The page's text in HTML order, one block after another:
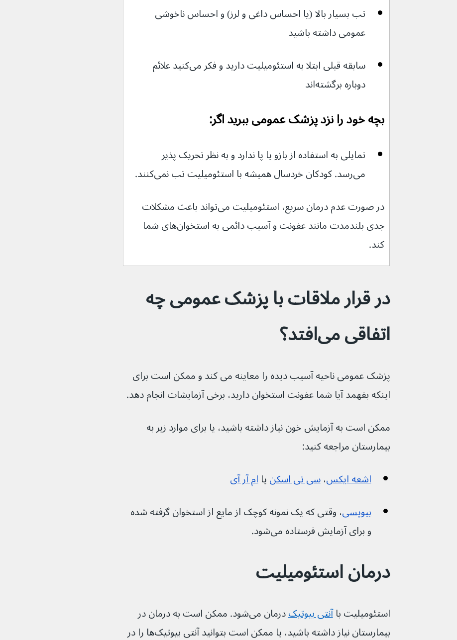
تب بسیار بالا (یا احساس داغی و لرز) و احساس ناخوشی
عمومی داشته باشید
سابقه قبلی ابتلا به استئومیلیت دارید و فکر می‌کنید علائم
دوباره برگشته‌اند
بچه خود را نزد پزشک عمومی ببرید اگر:
تمایلی به استفاده از بازو یا پا ندارد و به نظر تحریک پذیر
می‌‌رسد. کودکان خردسال همیشه با استئومیلیت تب نمی‌کنند.
در صورت عدم درمان سریع، استئومیلیت می‌تواند باعث مشکلات
جدی بلندمدت مانند عفونت و آسیب دائمی به استخوان‌های شما
کند.
در قرار ملاقات با پزشک عمومی چه
اتفاقی می‌افتد؟
پزشک عمومی ناحیه آسیب دیده را معاینه می کند و ممکن است برای
اینکه بفهمد آیا شما عفونت استخوان دارید، برخی آزمایشات انجام دهد.
ممکن است به آزمایش خون نیاز داشته باشید، یا برای موارد زیر به
بیمارستان مراجعه کنید:
اشعه ایکس، سی تی اسکن یا ام آر آی
بیوپسی، وقتی که یک نمونه کوچک از مایع از استخوان گرفته شده
و برای آزمایش فرستاده می‌شود.
درمان استئومیلیت
استئومیلیت با آنتی بیوتیک
درمان می‌‌شود. ممکن است به درمان در
بیمارستان نیاز داشته باشید، یا ممکن است بتوانید آنتی بیوتیک‌ها را در